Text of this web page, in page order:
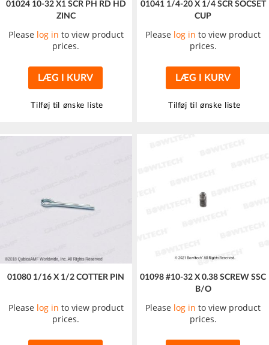
01024 10-32 X1 SCR PH RD HD
ZINC
Please log in to view product
prices.
LÆG I KURV
Tilføj til ønske liste
01041 1/4-20 X 1/4 SCR SOCSET
CUP
Please log in to view product
prices.
LÆG I KURV
Tilføj til ønske liste
01080 1/16 X 1/2 COTTER PIN
Please log in to view product
prices.
01098 #10-32 X 0.38 SCREW SSC
B/O
Please log in to view product
prices.